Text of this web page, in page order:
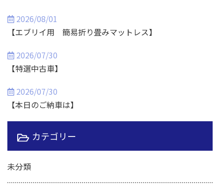
2026/08/01
【エブリイ用 簡易折り畳みマットレス】
2026/07/30
【特選中古車】
2026/07/30
【本日のご納車は】
カテゴリー
未分類